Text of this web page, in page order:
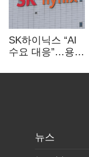
SK하이닉스 “AI
수요 대응”…용인
투자
뉴스